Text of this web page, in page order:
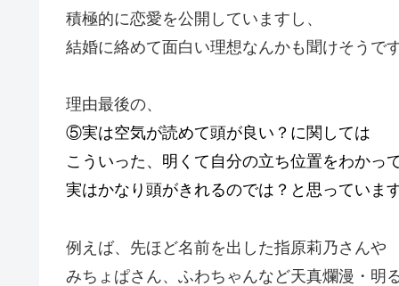
積極的に恋愛を公開していますし、
結婚に絡めて面白い理想なんかも聞けそうです
理由最後の、
⑤実は空気が読めて頭が良い？に関しては
こういった、明くて自分の立ち位置をわかっ
実はかなり頭がきれるのでは？と思っています
例えば、先ほど名前を出した指原莉乃さんや
みちょぱさん、ふわちゃんなど天真爛漫・明